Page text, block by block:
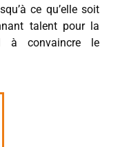
ce qu’elle soit
talent pour la
à convaincre le